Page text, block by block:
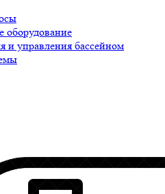
оборудование
и управления бассейном